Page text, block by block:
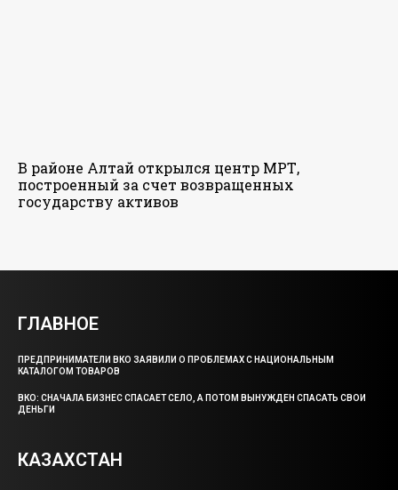
В районе Алтай открылся центр МРТ,
построенный за счет возвращенных
государству активов
ГЛАВНОЕ
ПРЕДПРИНИМАТЕЛИ ВКО ЗАЯВИЛИ О ПРОБЛЕМАХ С НАЦИОНАЛЬНЫМ
КАТАЛОГОМ ТОВАРОВ
ВКО: СНАЧАЛА БИЗНЕС СПАСАЕТ СЕЛО, А ПОТОМ ВЫНУЖДЕН СПАСАТЬ СВОИ
ДЕНЬГИ
КАЗАХСТАН